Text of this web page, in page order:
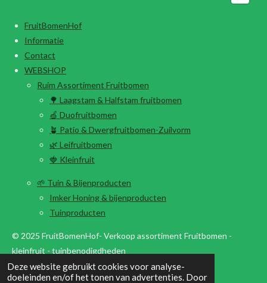
Deze website gebruikt cookies voor analyse-
doeleinden en/of het tonen van advertenties. Door
FruitBomenHof
Informatie
Contact
WEBSHOP
Ruim Assortiment Fruitbomen
🌳 Laagstam & Halfstam fruitbomen
🍏 Duofruitbomen
🪴 Patio & Dwergfruitbomen-Zuilvorm
🌿 Leifruitbomen
🍓 Kleinfruit
🌱 Tuin & Bijenproducten
Imker Honing & bijenproducten
Tuinproducten
© 2025 FruitBomenHof- Verkoop assortiment Fruitbomen -
kleinfruit - tuinbenodigdheden
Powered byJouwWeb